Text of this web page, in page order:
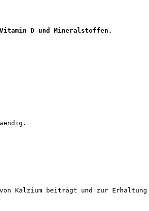
D und Mineralstoffen.
von Kalzium beiträgt und zur